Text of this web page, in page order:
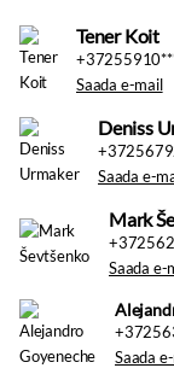
Tener Koit
Saada e-mail
Deniss
Saada e-
Mark
Saada e-
Saada